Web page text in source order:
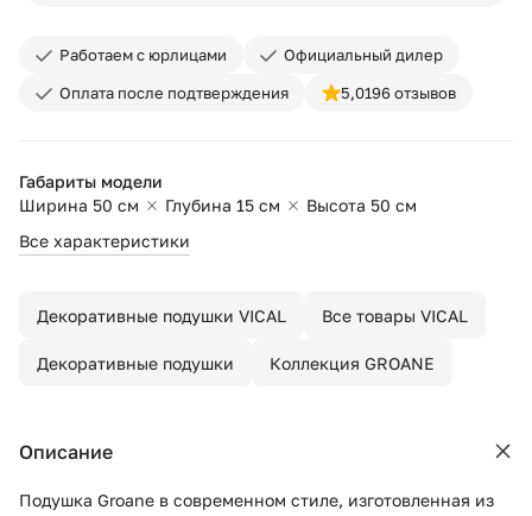
Работаем с юрлицами
Официальный дилер
Оплата после подтверждения
5,0196 отзывов
Габариты модели
Ширина 50 см
Глубина 15 см
Высота 50 см
Все характеристики
Декоративные подушки VICAL Все товары VICAL
Декоративные подушки Коллекция GROANE
Описание
Подушка Groane в современном стиле, изготовленная из